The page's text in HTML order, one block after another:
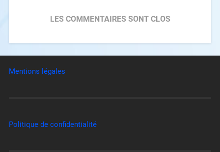
LES COMMENTAIRES SONT CLOS
Mentions légales
Politique de confidentialité